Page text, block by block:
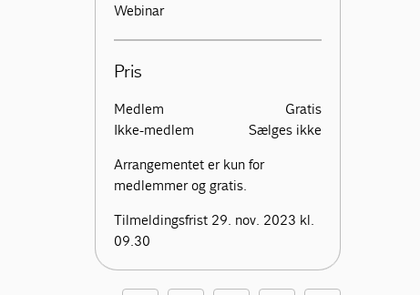
Webinar
Pris
Medlem
Gratis
Ikke-medlem
Sælges ikke
Arrangementet er kun for
medlemmer og gratis.
Tilmeldingsfrist 29. nov. 2023 kl.
09.30